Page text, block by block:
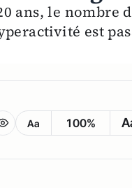
ans, le
est
Aa 100%